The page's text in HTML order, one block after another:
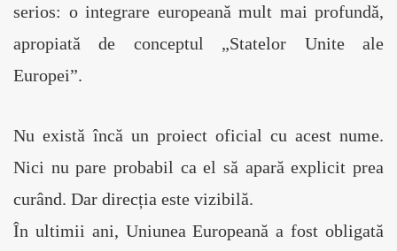
serios: o integrare europeană mult mai profundă,
apropiată de conceptul „Statelor Unite ale
Europei”.
Nu există încă un proiect oficial cu acest nume.
Nici nu pare probabil ca el să apară explicit prea
curând. Dar direcția este vizibilă.
În ultimii ani, Uniunea Europeană a fost obligată